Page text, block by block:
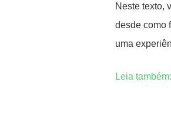
Neste texto,
desde como
uma
Leia